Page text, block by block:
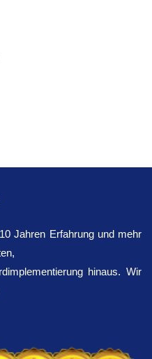
Jahren Erfahrung und mehr
hinaus. Wir